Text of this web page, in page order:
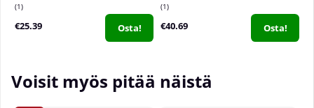
1
€25.39 Osta!
1
€40.69 Osta!
Voisit myös pitää näistä